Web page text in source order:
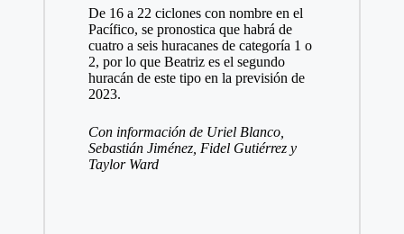
De 16 a 22 ciclones con nombre en el
Pacífico, se pronostica que habrá de
cuatro a seis huracanes de categoría 1 o
2, por lo que Beatriz es el segundo
huracán de este tipo en la previsión de
2023.
Con información de Uriel Blanco,
Sebastián Jiménez, Fidel Gutiérrez y
Taylor Ward